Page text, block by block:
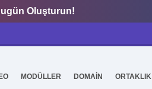
Oluşturun!
MODÜLLER DOMAİN ORTAKLIK